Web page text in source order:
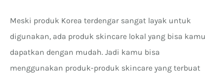
Meski produk Korea terdengar sangat layak untuk
digunakan, ada produk skincare lokal yang bisa kamu
dapatkan dengan mudah. Jadi kamu bisa
menggunakan produk-produk skincare yang terbuat